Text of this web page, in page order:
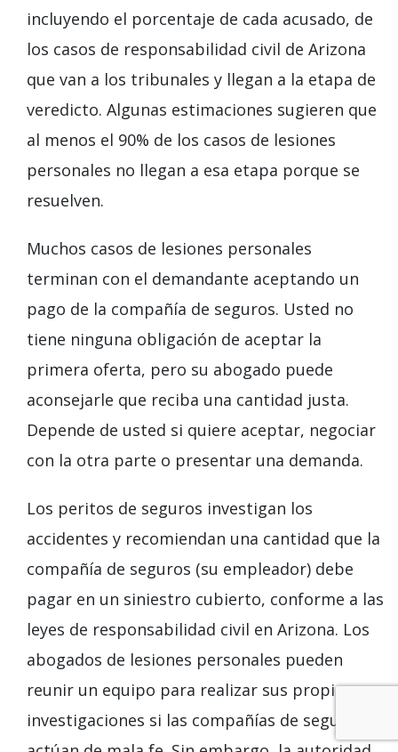
incluyendo el porcentaje de cada acusado, de
los casos de responsabilidad civil de Arizona
que van a los tribunales y llegan a la etapa de
veredicto. Algunas estimaciones sugieren que
al menos el 90% de los casos de lesiones
personales no llegan a esa etapa porque se
resuelven.
Muchos casos de lesiones personales
terminan con el demandante aceptando un
pago de la compañía de seguros. Usted no
tiene ninguna obligación de aceptar la
primera oferta, pero su abogado puede
aconsejarle que reciba una cantidad justa.
Depende de usted si quiere aceptar, negociar
con la otra parte o presentar una demanda.
Los peritos de seguros investigan los
accidentes y recomiendan una cantidad que la
compañía de seguros (su empleador) debe
pagar en un siniestro cubierto, conforme a las
leyes de responsabilidad civil en Arizona. Los
abogados de lesiones personales pueden
reunir un equipo para realizar sus propias
investigaciones si las compañías de seguros